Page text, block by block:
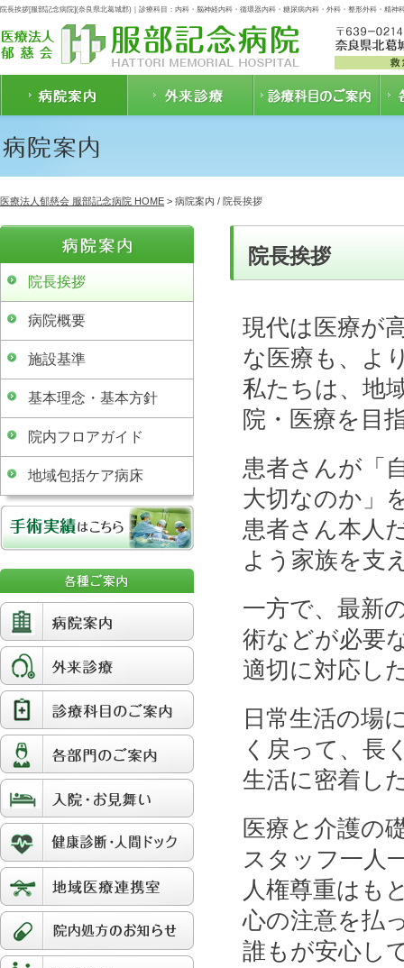
院長挨拶[服部記念病院](奈良県北葛城郡)｜診療科目：内科・脳神経内科・循環器内科・糖尿病内科・外科・整形外科・精
医療法人郁慈会 服部記念病院 HOME > 病院案内 / 院長挨拶
院長挨拶
現代は医療が
な医療も、よ
私たちは、地
院・医療を目
患者さんが「
大切なのか」
患者さん本人
よう家族を支
一方で、最新
術などが必要
適切に対応し
日常生活の場
く戻って、長
生活に密着し
医療と介護の
スタッフ一人
人権尊重はも
心の注意を払
誰もが安心し
院長挨拶
病院概要
施設基準
基本理念・基本方針
院内フロアガイド
地域包括ケア病床